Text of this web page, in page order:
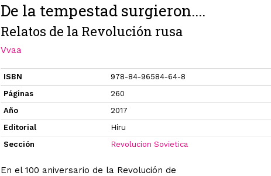
De la tempestad surgieron....
Relatos de la Revolución rusa
Vvaa
ISBN
978-84-96584-64-8
Páginas
260
Año
2017
Editorial
Hiru
Sección
Revolucion Sovietica
En el 100 aniversario de la Revolución de